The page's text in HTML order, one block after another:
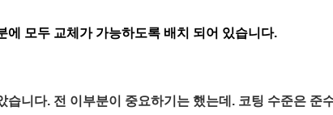
에 모두 교체가 가능하도록 배치 되어 있습니다.
습니다. 전 이부분이 중요하기는 했는데. 코팅 수준은 준